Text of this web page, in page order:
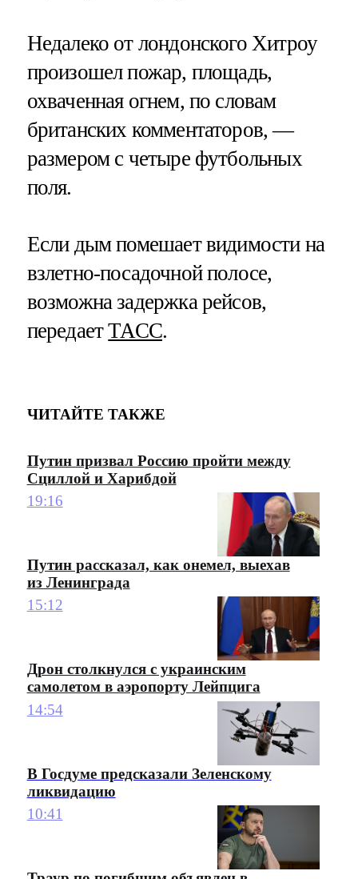
Недалеко от лондонского Хитроу
произошел пожар, площадь,
охваченная огнем, по словам
британских комментаторов, —
размером с четыре футбольных
поля.
Если дым помешает видимости на
взлетно-посадочной полосе,
возможна задержка рейсов,
передаетТАСС.
ЧИТАЙТЕ ТАКЖЕ
Путин призвал Россию пройти между
Сциллой и Харибдой
19:16
Путин рассказал, как онемел, выехав
из Ленинграда
15:12
Дрон столкнулся с украинским
самолетом в аэропорту Лейпцига
14:54
В Госдуме предсказали Зеленскому
ликвидацию
10:41